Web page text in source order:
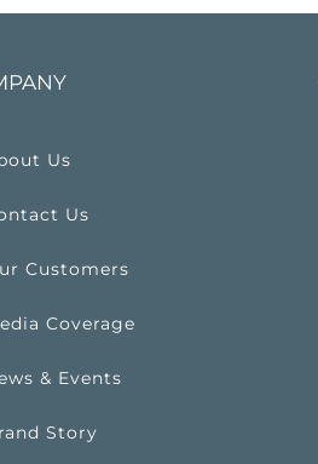
Us
Us
Customers
Coverage
& Events
Story